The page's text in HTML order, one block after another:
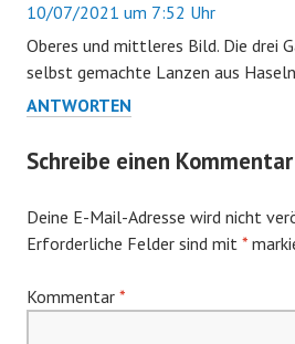
10/07/2021 um 7:52 Uhr
Oberes und mittleres Bild. Die drei
selbst gemachte Lanzen aus
ANTWORTEN
Schreibe einen Kommentar
Deine E-Mail-Adresse wird nicht
Erforderliche Felder sind mit *
Kommentar *